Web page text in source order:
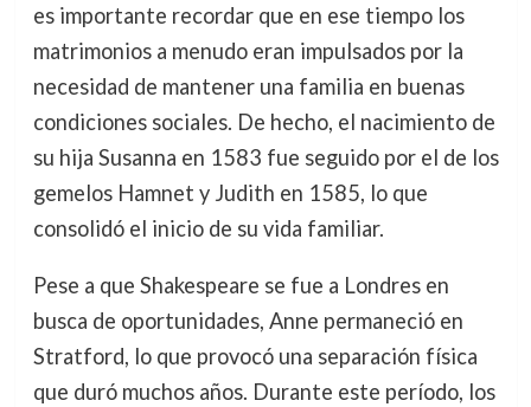
es importante recordar que en ese tiempo los
matrimonios a menudo eran impulsados por la
necesidad de mantener una familia en buenas
condiciones sociales. De hecho, el nacimiento de
su hija Susanna en 1583 fue seguido por el de los
gemelos Hamnet y Judith en 1585, lo que
consolidó el inicio de su vida familiar.
Pese a que Shakespeare se fue a Londres en
busca de oportunidades, Anne permaneció en
Stratford, lo que provocó una separación física
que duró muchos años. Durante este período, los